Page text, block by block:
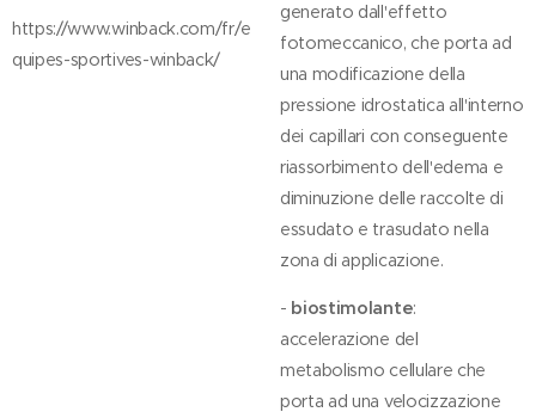
https://www.winback.com/fr/e
quipes-sportives-winback/
generato dall'effetto
fotomeccanico, che porta ad
una modificazione della
pressione idrostatica all'interno
dei capillari con conseguente
riassorbimento dell'edema e
diminuzione delle raccolte di
essudato e trasudato nella
zona di applicazione.
- biostimolante:
accelerazione del
metabolismo cellulare che
porta ad una velocizzazione